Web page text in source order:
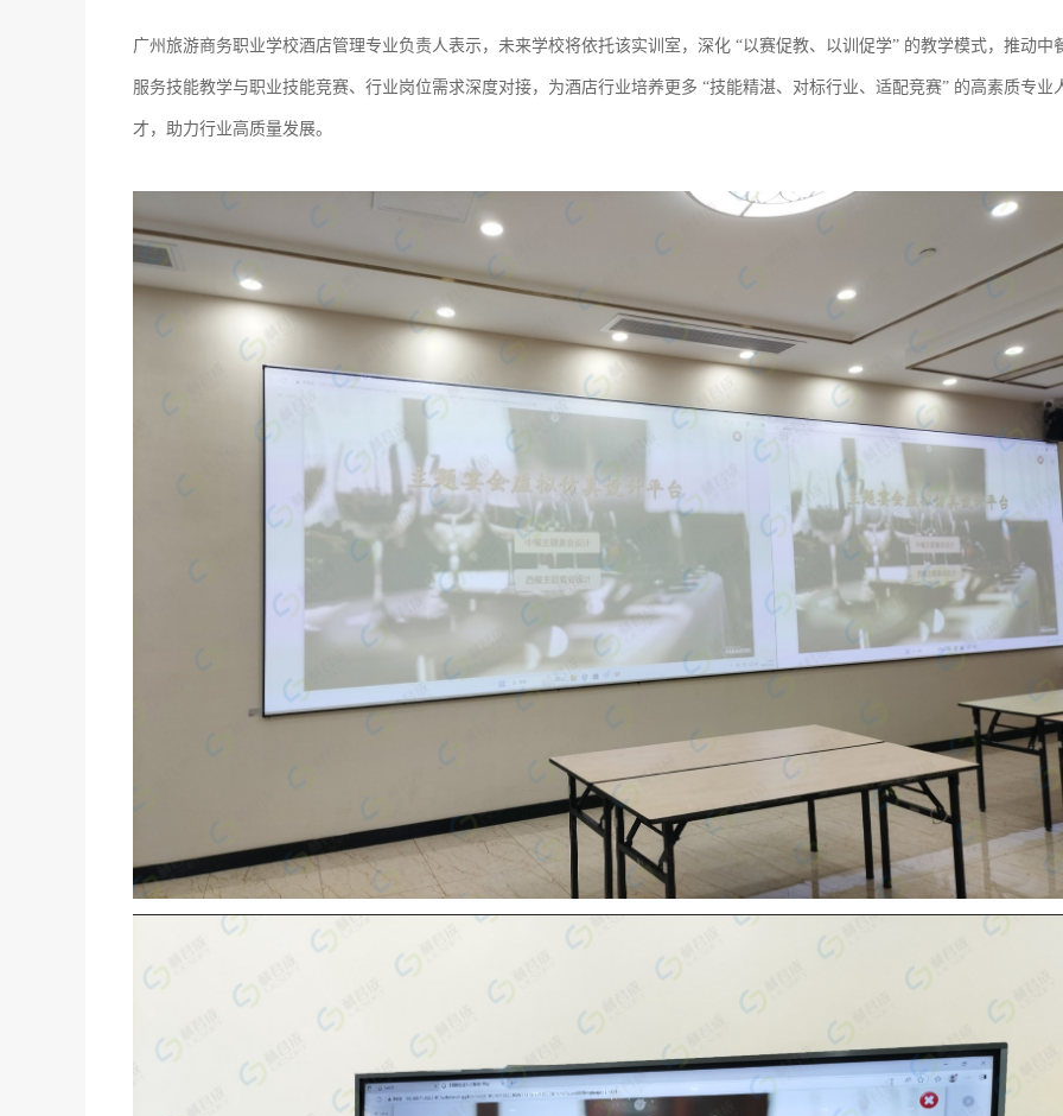
广州旅游商务职业学校酒店管理专业负责人表示，未来学校将依托该实训室，深化 “以赛促教、以训促学” 的教学模式，推动中
服务技能教学与职业技能竞赛、行业岗位需求深度对接，为酒店行业培养更多 “技能精湛、对标行业、适配竞赛” 的高素质专业
才，助力行业高质量发展。